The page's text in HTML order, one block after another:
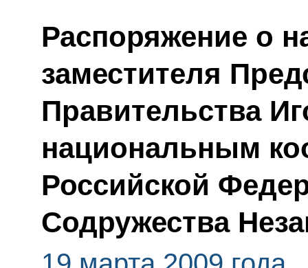
Распоряжение о
заместителя
Правительства
национальным
Российской
Содружества